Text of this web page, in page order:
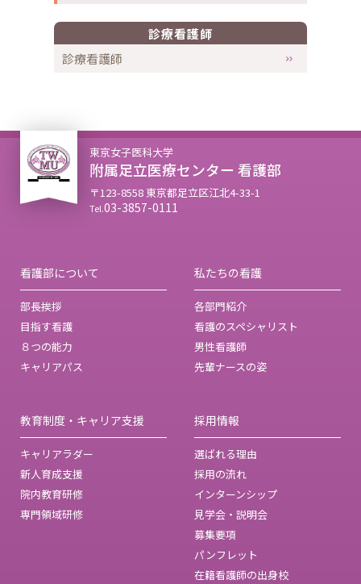
診療看護師
診療看護師
東京女子医科大学
附属足立医療センター 看護部
〒123-8558 東京都足立区江北4-33-1
Tel.03-3857-0111
看護部について
部長挨拶
目指す看護
８つの能力
キャリアパス
私たちの看護
各部門紹介
看護のスペシャリスト
男性看護師
先輩ナースの姿
教育制度・キャリア支援
キャリアラダー
新人育成支援
院内教育研修
専門領域研修
採用情報
選ばれる理由
採用の流れ
インターンシップ
見学会・説明会
募集要項
パンフレット
在籍看護師の出身校